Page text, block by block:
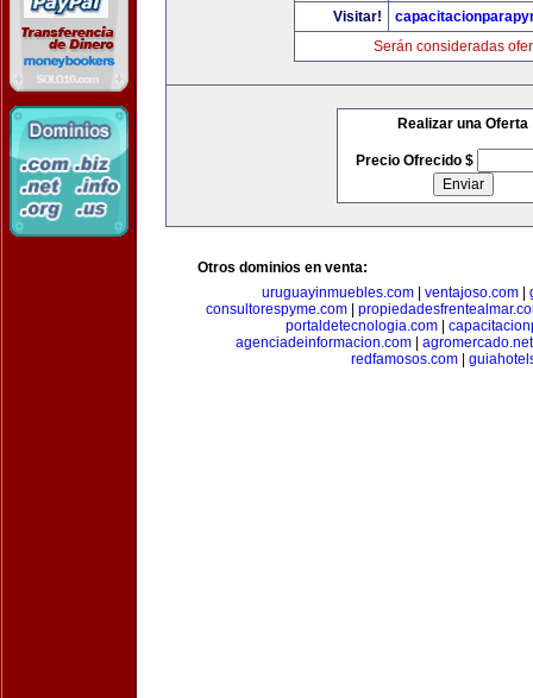
Visitar!
Serán consideradas
Realizar una Oferta
Precio Ofrecido $
Otros dominios en venta:
uruguayinmuebles.com| ventajoso.com|
consultorespyme.com|
portaldetecnologia.com|
agenciadeinformacion.com
agromercado.net
redfamosos.com